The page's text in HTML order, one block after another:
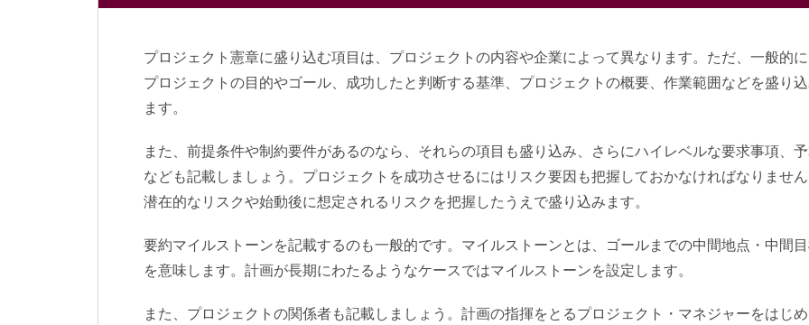
プロジェクト憲章に盛り込む項目は、プロジェクトの内容や企業によって異なります。ただ、一般的
プロジェクトの目的やゴール、成功したと判断する基準、プロジェクトの概要、作業範囲などを盛り
ます。
また、前提条件や制約要件があるのなら、それらの項目も盛り込み、さらにハイレベルな要求事項、
なども記載しましょう。プロジェクトを成功させるにはリスク要因も把握しておかなければなりません
潜在的なリスクや始動後に想定されるリスクを把握したうえで盛り込みます。
要約マイルストーンを記載するのも一般的です。マイルストーンとは、ゴールまでの中間地点・中間
を意味します。計画が長期にわたるようなケースではマイルストーンを設定します。
また、プロジェクトの関係者も記載しましょう。計画の指揮をとるプロジェクト・マネジャーをはじめ